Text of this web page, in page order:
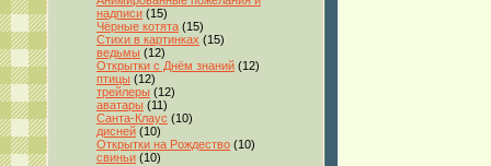
надписи (15)
Чёрные котята (15)
Стихи в картинках (15)
ведьмы (12)
Открытки с Днём знаний (12)
птицы (12)
трейлеры (12)
аватары (11)
Санта-Клаус (10)
дисней (10)
Открытки на Рождество (10)
свиньи (10)